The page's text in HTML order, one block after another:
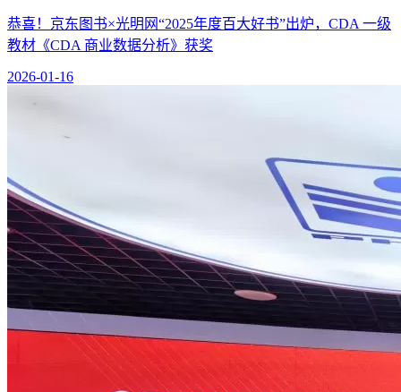
恭喜！京东图书×光明网“2025年度百大好书”出炉，CDA 一级
教材《CDA 商业数据分析》获奖
2026-01-16